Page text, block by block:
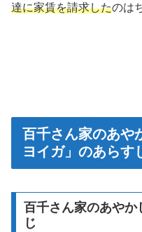
達に家賃を請求したのは
百千さん家のあや
ヨイガ」のあらす
百千さん家のあやか
じ